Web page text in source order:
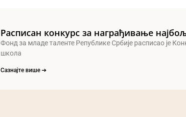
Расписан конкурс за награђивање
Фонд за младе таленте Републике Србије расписао је
школа
Сазнајте више ➔